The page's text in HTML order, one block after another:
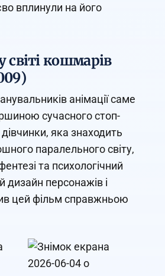
вплинули на його
світі кошмарів
анімації саме
сучасного стоп-
яка знаходить
паралельного світу,
та психологічний
персонажів і
цей фільм справжньою